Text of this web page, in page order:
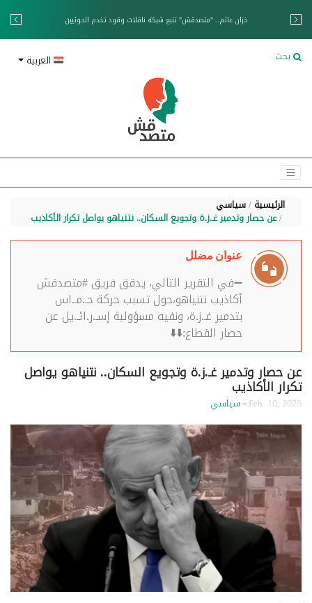
خزان عائم.. "متصدقش" تتبع شبكة ناقلات وقود تخدم الحوثيين
بحث العربية
الرئيسية سياسي
عن حصار وتدمير غـ.ز.ة وتجويع السكان.. نتنياهو يواصل تكرار الأكاذيب
عنوان مضلل
➖في التقرير التالي، يدقق فريق #متصدقش
أكاذيب نتنياهو،حول تسبب حركة حـ.مـ.اس
بتدمير غـ.ز.ة، ونفيه مسؤولية إسـ.ر.ائـ.يل عن
حصار القطاع:⬇️⬇️
عن حصار وتدمير غـ.ز.ة وتجويع السكان.. نتنياهو يواصل
تكرار الأكاذيب
Feb. 10, 2025 - سياسي